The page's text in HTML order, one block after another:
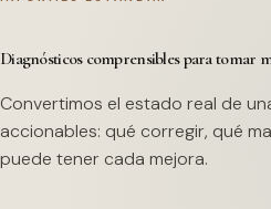
Diagnósticos comprensibles para tomar
Convertimos el estado real de
accionables: qué corregir, qué
puede tener cada mejora.